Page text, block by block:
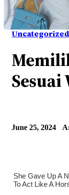
Uncategorized
June 25, 2024